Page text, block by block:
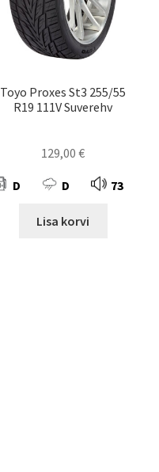
Toyo Proxes St3 255/55
R19 111V Suverehv
129,00€
D D 73
Lisa korvi